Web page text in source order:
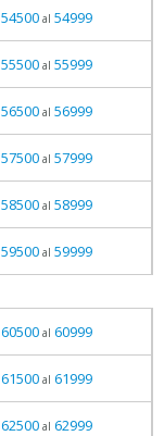
54500al 54999
55500al 55999
56500al 56999
57500al 57999
58500al 58999
59500al 59999
60500al 60999
61500al 61999
62500al 62999